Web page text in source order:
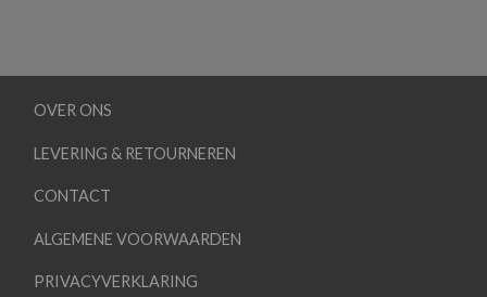
OVER ONS
LEVERING & RETOURNEREN
CONTACT
ALGEMENE VOORWAARDEN
PRIVACYVERKLARING